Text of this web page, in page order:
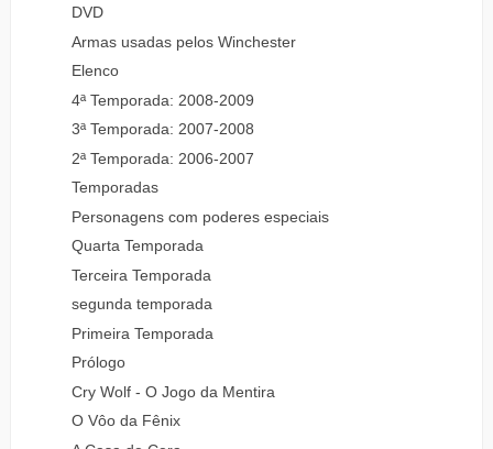
DVD
Armas usadas pelos Winchester
Elenco
4ª Temporada: 2008-2009
3ª Temporada: 2007-2008
2ª Temporada: 2006-2007
Temporadas
Personagens com poderes especiais
Quarta Temporada
Terceira Temporada
segunda temporada
Primeira Temporada
Prólogo
Cry Wolf - O Jogo da Mentira
O Vôo da Fênix